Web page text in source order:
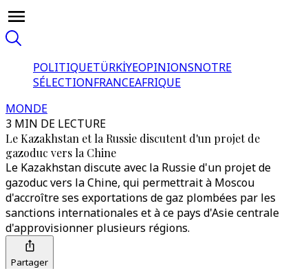
POLITIQUETÜRKİYEOPINIONSNOTRE
SÉLECTIONFRANCEAFRIQUE
MONDE
3 MIN DE LECTURE
Le Kazakhstan et la Russie discutent d'un projet de
gazoduc vers la Chine
Le Kazakhstan discute avec la Russie d'un projet de
gazoduc vers la Chine, qui permettrait à Moscou
d'accroître ses exportations de gaz plombées par les
sanctions internationales et à ce pays d'Asie centrale
d'approvisionner plusieurs régions.
Partager